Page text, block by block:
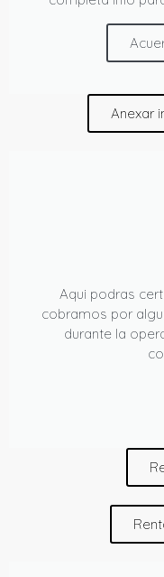
Anexar
Aqui podras
cobramos por
durante la